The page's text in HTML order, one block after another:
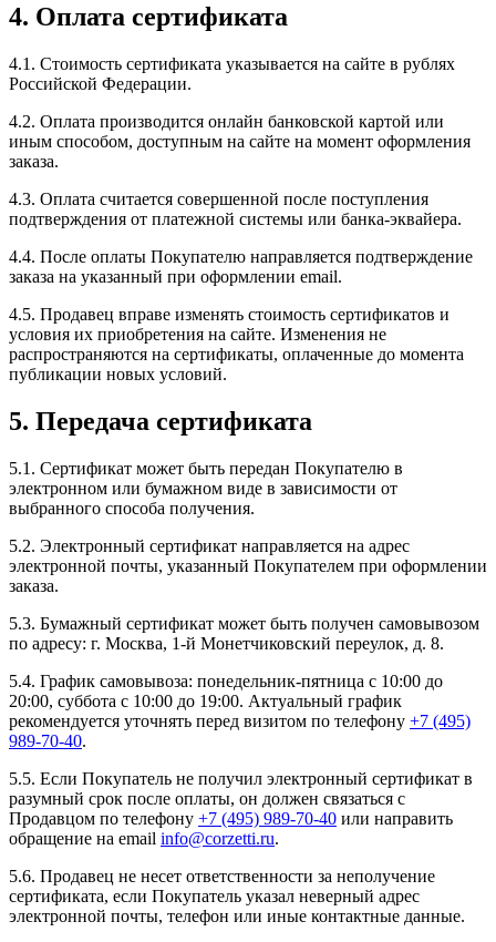
4. Оплата сертификата
4.1. Стоимость сертификата указывается на сайте в рублях
Российской Федерации.
4.2. Оплата производится онлайн банковской картой или
иным способом, доступным на сайте на момент оформления
заказа.
4.3. Оплата считается совершенной после поступления
подтверждения от платежной системы или банка-эквайера.
4.4. После оплаты Покупателю направляется подтверждение
заказа на указанный при оформлении email.
4.5. Продавец вправе изменять стоимость сертификатов и
условия их приобретения на сайте. Изменения не
распространяются на сертификаты, оплаченные до момента
публикации новых условий.
5. Передача сертификата
5.1. Сертификат может быть передан Покупателю в
электронном или бумажном виде в зависимости от
выбранного способа получения.
5.2. Электронный сертификат направляется на адрес
электронной почты, указанный Покупателем при оформлении
заказа.
5.3. Бумажный сертификат может быть получен самовывозом
по адресу: г. Москва, 1-й Монетчиковский переулок, д. 8.
5.4. График самовывоза: понедельник-пятница с 10:00 до
20:00, суббота с 10:00 до 19:00. Актуальный график
рекомендуется уточнять перед визитом по телефону +7 (495)
989-70-40.
5.5. Если Покупатель не получил электронный сертификат в
разумный срок после оплаты, он должен связаться с
Продавцом по телефону +7 (495) 989-70-40 или направить
обращение на email info@corzetti.ru.
5.6. Продавец не несет ответственности за неполучение
сертификата, если Покупатель указал неверный адрес
электронной почты, телефон или иные контактные данные.